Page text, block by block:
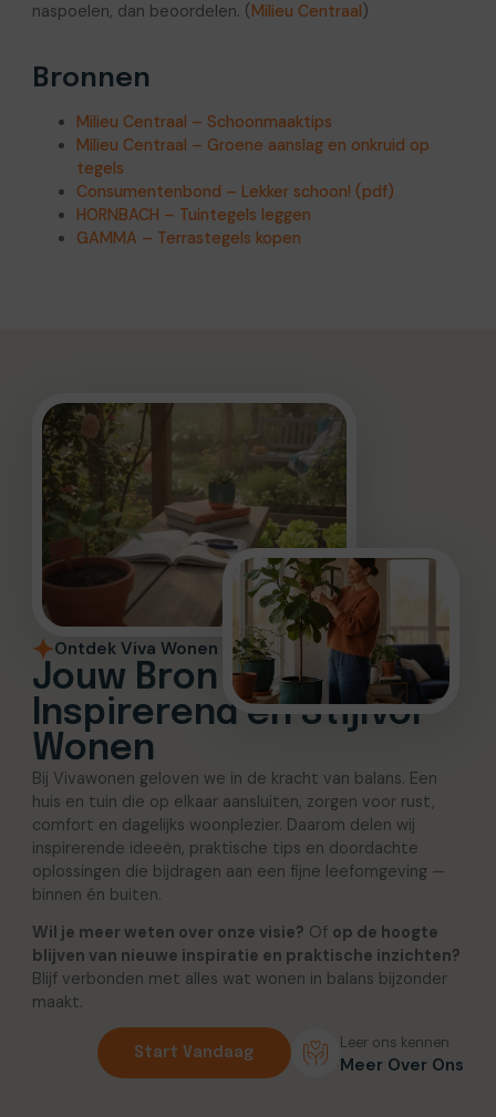
naspoelen, dan beoordelen. (Milieu Centraal)
Bronnen
Milieu Centraal – Schoonmaaktips
Milieu Centraal – Groene aanslag en onkruid op
tegels
Consumentenbond – Lekker schoon! (pdf)
HORNBACH – Tuintegels leggen
GAMMA – Terrastegels kopen
Ontdek Viva Wonen
Jouw Bron voor
Inspirerend en Stijlvol
Wonen
Bij Vivawonen geloven we in de kracht van balans. Een
huis en tuin die op elkaar aansluiten, zorgen voor rust,
comfort en dagelijks woonplezier. Daarom delen wij
inspirerende ideeën, praktische tips en doordachte
oplossingen die bijdragen aan een fijne leefomgeving —
binnen én buiten.
Wil je meer weten over onze visie? Of op de hoogte
blijven van nieuwe inspiratie en praktische inzichten?
Blijf verbonden met alles wat wonen in balans bijzonder
maakt.
Start Vandaag
Leer ons kennen
Meer Over Ons